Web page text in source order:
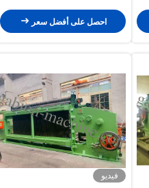
احصل على أفضل سعر
فيديو